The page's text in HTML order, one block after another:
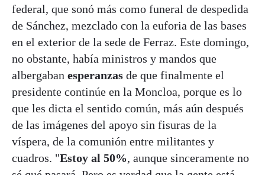
federal, que sonó más como funeral de despedida
de Sánchez, mezclado con la euforia de las bases
en el exterior de la sede de Ferraz. Este domingo,
no obstante, había ministros y mandos que
albergaban esperanzas de que finalmente el
presidente continúe en la Moncloa, porque es lo
que les dicta el sentido común, más aún después
de las imágenes del apoyo sin fisuras de la
víspera, de la comunión entre militantes y
cuadros. "Estoy al 50%, aunque sinceramente no